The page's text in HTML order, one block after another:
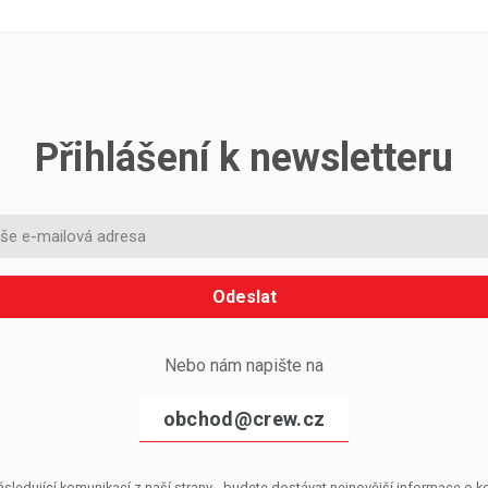
Přihlášení k newsletteru
Odeslat
Nebo nám napište na
obchod@crew.cz